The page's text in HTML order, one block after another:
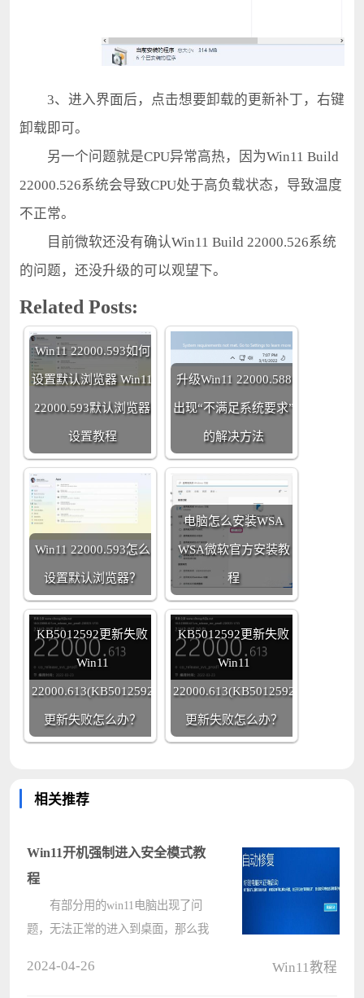
3、进入界面后，点击想要卸载的更新补丁，右键
卸载即可。
另一个问题就是CPU异常高热，因为Win11 Build
22000.526系统会导致CPU处于高负载状态，导致温度
不正常。
目前微软还没有确认Win11 Build 22000.526系统
的问题，还没升级的可以观望下。
Related Posts:
Win11 22000.593如何
设置默认浏览器 Win11
22000.593默认浏览器
设置教程
升级Win11 22000.588
出现“不满足系统要求”
的解决方法
Win11 22000.593怎么
设置默认浏览器？
电脑怎么安装WSA
WSA微软官方安装教
程
KB5012592更新失败
Win11
22000.613(KB5012592)
更新失败怎么办？
KB5012592更新失败
Win11
22000.613(KB5012592)
更新失败怎么办？
相关推荐
Win11开机强制进入安全模式教
程
有部分用的win11电脑出现了问
题，无法正常的进入到桌面，那么我
2024-04-26 Win11教程